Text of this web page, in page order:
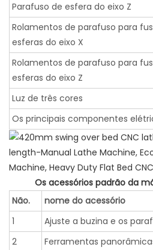
Parafuso de esfera do eixo Z
Rolamentos de parafuso para
esferas do eixo X
Rolamentos de parafuso para
esferas do eixo Z
Luz de três cores
Os principais componentes
Os acessórios padrão da
Não.
nome do acessório
1
Ajuste a buzina e os
2
Ferramentas